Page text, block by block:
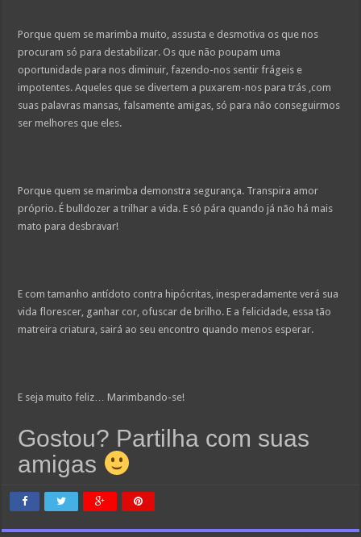
Porque quem se marimba muito, assusta e desmotiva os que nos
procuram só para destabilizar. Os que não poupam uma
oportunidade para nos diminuir, fazendo-nos sentir frágeis e
impotentes. Aqueles que se divertem a puxarem-nos para trás ,com
suas palavras mansas, falsamente amigas, só para não conseguirmos
ser melhores que eles.
Porque quem se marimba demonstra segurança. Transpira amor
próprio. É bulldozer a trilhar a vida. E só pára quando já não há mais
mato para desbravar!
E com tamanho antídoto contra hipócritas, inesperadamente verá sua
vida florescer, ganhar cor, ofuscar de brilho. E a felicidade, essa tão
matreira criatura, sairá ao seu encontro quando menos esperar.
E seja muito feliz… Marimbando-se!
Gostou? Partilha com suas
amigas